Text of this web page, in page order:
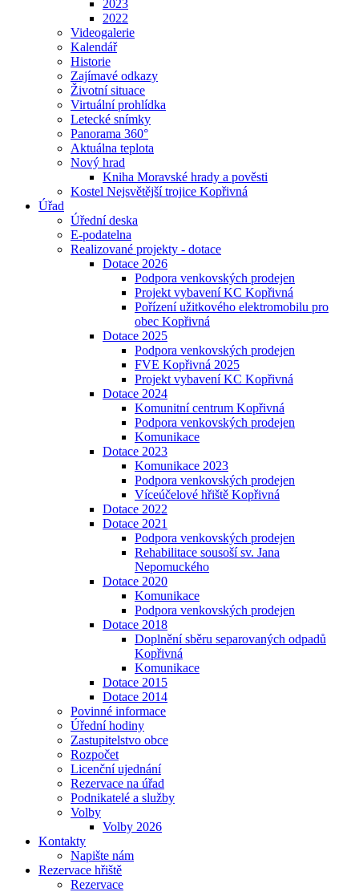
2023
2022
Videogalerie
Kalendář
Historie
Zajímavé odkazy
Životní situace
Virtuální prohlídka
Letecké snímky
Panorama 360°
Aktuálna teplota
Nový hrad
Kniha Moravské hrady a pověsti
Kostel Nejsvětější trojice Kopřivná
Úřad
Úřední deska
E-podatelna
Realizované projekty - dotace
Dotace 2026
Podpora venkovských prodejen
Projekt vybavení KC Kopřivná
Pořízení užitkového elektromobilu pro
obec Kopřivná
Dotace 2025
Podpora venkovských prodejen
FVE Kopřivná 2025
Projekt vybavení KC Kopřivná
Dotace 2024
Komunitní centrum Kopřivná
Podpora venkovských prodejen
Komunikace
Dotace 2023
Komunikace 2023
Podpora venkovských prodejen
Víceúčelové hřiště Kopřivná
Dotace 2022
Dotace 2021
Podpora venkovských prodejen
Rehabilitace sousoší sv. Jana
Nepomuckého
Dotace 2020
Komunikace
Podpora venkovských prodejen
Dotace 2018
Doplnění sběru separovaných odpadů
Kopřivná
Komunikace
Dotace 2015
Dotace 2014
Povinné informace
Úřední hodiny
Zastupitelstvo obce
Rozpočet
Licenční ujednání
Rezervace na úřad
Podnikatelé a služby
Volby
Volby 2026
Kontakty
Napište nám
Rezervace hřiště
Rezervace